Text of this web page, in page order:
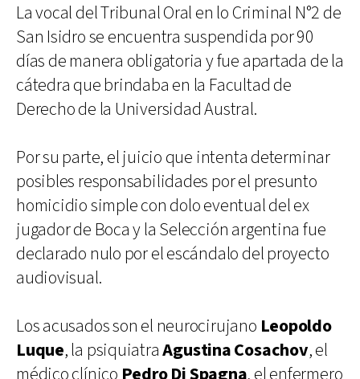
La vocal del Tribunal Oral en lo Criminal N°2 de
San Isidro se encuentra suspendida por 90
días de manera obligatoria y fue apartada de la
cátedra que brindaba en la Facultad de
Derecho de la Universidad Austral.
Por su parte, el juicio que intenta determinar
posibles responsabilidades por el presunto
homicidio simple con dolo eventual del ex
jugador de Boca y la Selección argentina fue
declarado nulo por el escándalo del proyecto
audiovisual.
Los acusados son el neurocirujano Leopoldo
Luque, la psiquiatraAgustina Cosachov, el
médico clínico Pedro Di Spagna, el enfermero